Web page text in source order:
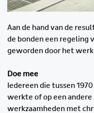
Aan de hand van de
de bonden een regeling
geworden door het
Doe mee
Iedereen die tussen
werkte of op een
werkzaamheden met